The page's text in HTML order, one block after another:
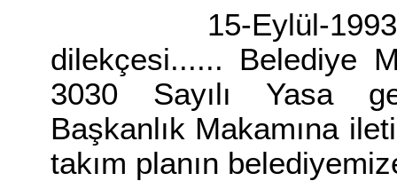
15-Eylül-1993
dilekçesi...... Belediye
3030 Sayılı Yasa
Başkanlık Makamına
takım planın